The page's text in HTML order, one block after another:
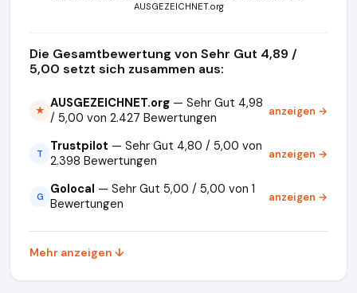
AUSGEZEICHNET.org
Die Gesamtbewertung von Sehr Gut 4,89 /
5,00 setzt sich zusammen aus:
★ AUSGEZEICHNET.org — Sehr Gut 4,98
/ 5,00 von 2.427 Bewertungen
anzeigen →
T Trustpilot — Sehr Gut 4,80 / 5,00 von
2.398 Bewertungen
anzeigen →
G Golocal — Sehr Gut 5,00 / 5,00 von 1
Bewertungen
anzeigen →
Mehr anzeigen ↓